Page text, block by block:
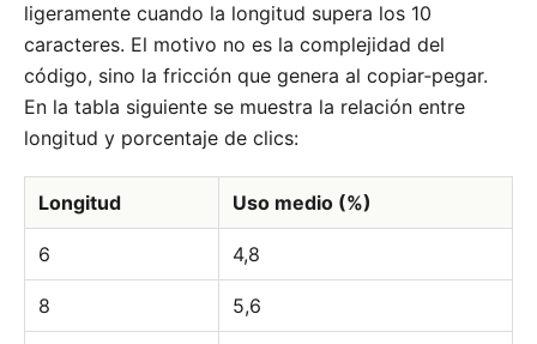
ligeramente cuando la longitud supera los 10
caracteres. El motivo no es la complejidad del
código, sino la fricción que genera al copiar‑pegar.
En la tabla siguiente se muestra la relación entre
longitud y porcentaje de clics:
Longitud Uso medio (%)
6 4,8
8 5,6